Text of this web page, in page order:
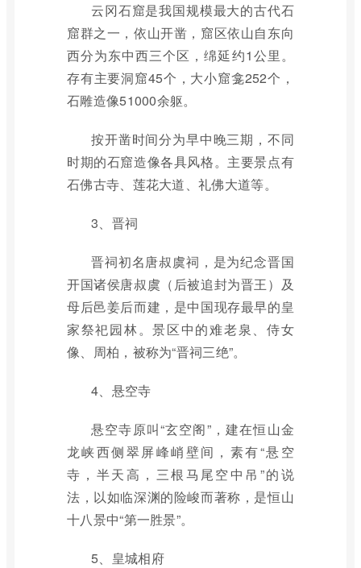
云冈石窟是我国规模最大的古代石
窟群之一，依山开凿，窟区依山自东向
西分为东中西三个区，绵延约1公里。
存有主要洞窟45个，大小窟龛252个，
石雕造像51000余躯。
按开凿时间分为早中晚三期，不同
时期的石窟造像各具风格。主要景点有
石佛古寺、莲花大道、礼佛大道等。
3、晋祠
晋祠初名唐叔虞祠，是为纪念晋国
开国诸侯唐叔虞（后被追封为晋王）及
母后邑姜后而建，是中国现存最早的皇
家祭祀园林。景区中的难老泉、侍女
像、周柏，被称为“晋祠三绝”。
4、悬空寺
悬空寺原叫“玄空阁”，建在恒山金
龙峡西侧翠屏峰峭壁间，素有“悬空
寺，半天高，三根马尾空中吊”的说
法，以如临深渊的险峻而著称，是恒山
十八景中“第一胜景”。
5、皇城相府